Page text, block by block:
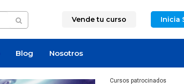
Vende tu curso Inicia
Blog Nosotros
Cursos patrocinados